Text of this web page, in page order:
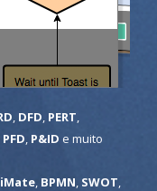
DFD PERT
PFD P&ID e muito
, BPMN SWOT